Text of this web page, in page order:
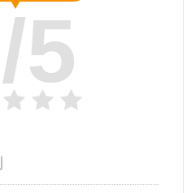
/5